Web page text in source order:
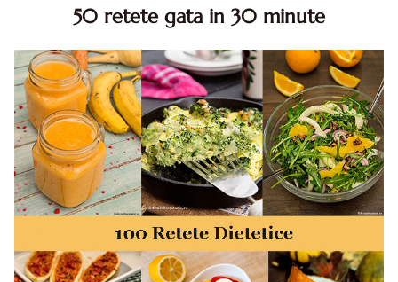
50 retete gata in 30 minute
minute. Retete rapide. Retete rapide de mancare. Idei
retete mancare rapid